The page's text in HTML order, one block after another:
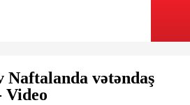
Naftalanda vətəndaş
Video